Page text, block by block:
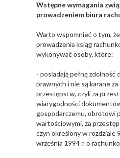
Wstępne wymagania
prowadzeniem biura
Warto wspomnieć o tym,
prowadzenia ksiąg
wykonywać osoby, które:
- posiadają pełną zdolność
prawnych i nie są karane
przestępstw, czyli za
wiarygodności
gospodarczemu, obrotowi
wartościowymi, za
czyn określony w rozdziale
września 1994 r. o